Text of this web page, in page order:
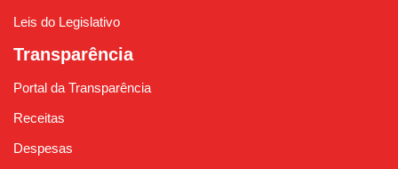
Leis do Legislativo
Transparência
Portal da Transparência
Receitas
Despesas